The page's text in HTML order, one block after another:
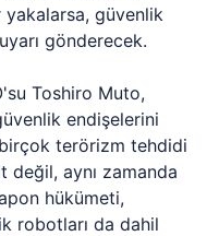
güvenlik
gönderecek.
Toshiro Muto,
endişelerini
terörizm tehdidi
aynı zamanda
hükümeti,
robotları da dahil